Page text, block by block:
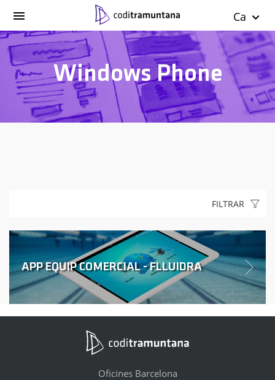
Ca
Windows Phone
FILTRAR
APP EQUIP COMERCIAL - FLLUIDRA
Oficines Barcelona